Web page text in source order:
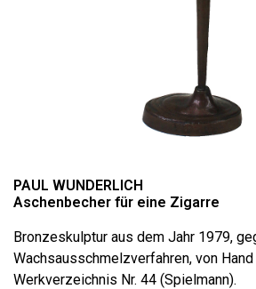
PAUL WUNDERLICH
Aschenbecher für eine Zigarre
Bronzeskulptur aus dem Jahr 1979,
Wachsausschmelzverfahren, von
Werkverzeichnis Nr. 44 (Spielmann).